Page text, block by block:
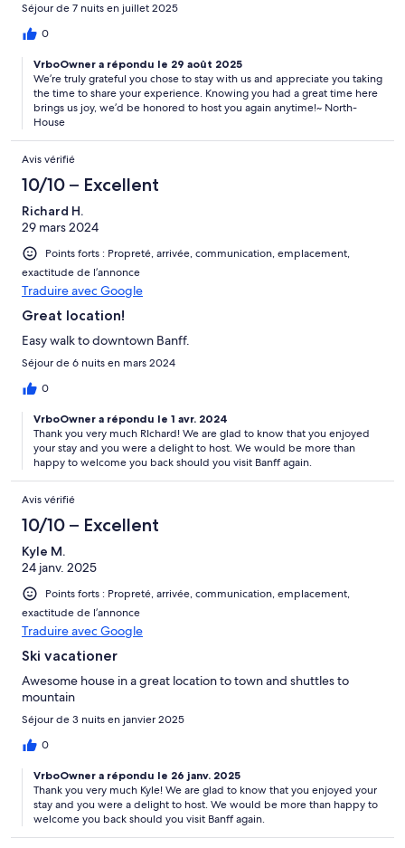
Séjour de 7 nuits en juillet 2025
0
VrboOwner a répondu le 29 août 2025
We’re truly grateful you chose to stay with us and appreciate you taking
the time to share your experience. Knowing you had a great time here
brings us joy, we’d be honored to host you again anytime!~ North-
House
Avis vérifié
10/10 – Excellent
Richard H.
29 mars 2024
Points forts : Propreté, arrivée, communication, emplacement,
exactitude de l’annonce
Traduire avec Google
Great location!
Easy walk to downtown Banff.
Séjour de 6 nuits en mars 2024
0
VrboOwner a répondu le 1 avr. 2024
Thank you very much RIchard! We are glad to know that you enjoyed
your stay and you were a delight to host. We would be more than
happy to welcome you back should you visit Banff again.
Avis vérifié
10/10 – Excellent
Kyle M.
24 janv. 2025
Points forts : Propreté, arrivée, communication, emplacement,
exactitude de l’annonce
Traduire avec Google
Ski vacationer
Awesome house in a great location to town and shuttles to
mountain
Séjour de 3 nuits en janvier 2025
0
VrboOwner a répondu le 26 janv. 2025
Thank you very much Kyle! We are glad to know that you enjoyed your
stay and you were a delight to host. We would be more than happy to
welcome you back should you visit Banff again.